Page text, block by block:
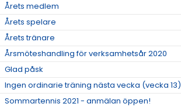
Årets medlem
Årets spelare
Årets tränare
Årsmöteshandling för verksamhetsår 2020
Glad påsk
Ingen ordinarie träning nästa vecka (vecka 13)
Sommartennis 2021 - anmälan öppen!